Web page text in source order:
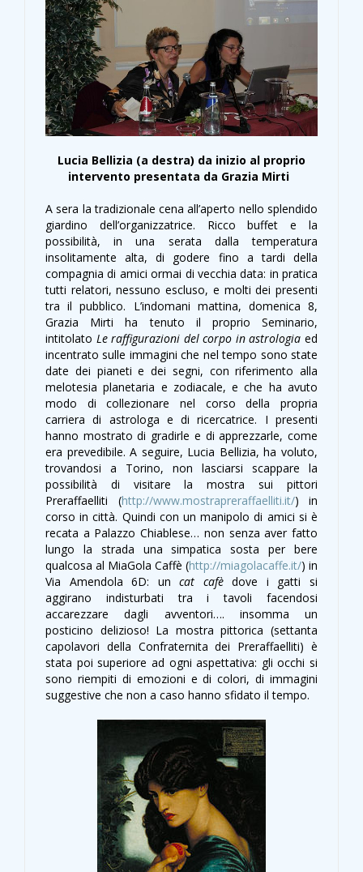
Lucia Bellizia (a destra) da inizio al proprio
intervento presentata da Grazia Mirti
A sera la tradizionale cena all’aperto nello splendido
giardino dell’organizzatrice. Ricco buffet e la
possibilità, in una serata dalla temperatura
insolitamente alta, di godere fino a tardi della
compagnia di amici ormai di vecchia data: in pratica
tutti relatori, nessuno escluso, e molti dei presenti
tra il pubblico. L’indomani mattina, domenica 8,
Grazia Mirti ha tenuto il proprio Seminario,
intitolato Le raffigurazioni del corpo in astrologiaed
incentrato sulle immagini che nel tempo sono state
date dei pianeti e dei segni, con riferimento alla
melotesia planetaria e zodiacale, e che ha avuto
modo di collezionare nel corso della propria
carriera di astrologa e di ricercatrice. I presenti
hanno mostrato di gradirle e di apprezzarle, come
era prevedibile. A seguire, Lucia Bellizia, ha voluto,
trovandosi a Torino, non lasciarsi scappare la
possibilità di visitare la mostra sui pittori
Preraffaelliti (http://www.mostrapreraffaelliti.it/) in
corso in città. Quindi con un manipolo di amici si è
recata a Palazzo Chiablese… non senza aver fatto
lungo la strada una simpatica sosta per bere
qualcosa al MiaGola Caffè (http://miagolacaffe.it/) in
Via Amendola 6D: uncat cafèdove i gatti si
aggirano indisturbati tra i tavoli facendosi
accarezzare dagli avventori…. insomma un
posticino delizioso! La mostra pittorica (settanta
capolavori della Confraternita dei Preraffaelliti) è
stata poi superiore ad ogni aspettativa: gli occhi si
sono riempiti di emozioni e di colori, di immagini
suggestive che non a caso hanno sfidato il tempo.